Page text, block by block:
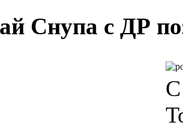
Снупа с ДР
С